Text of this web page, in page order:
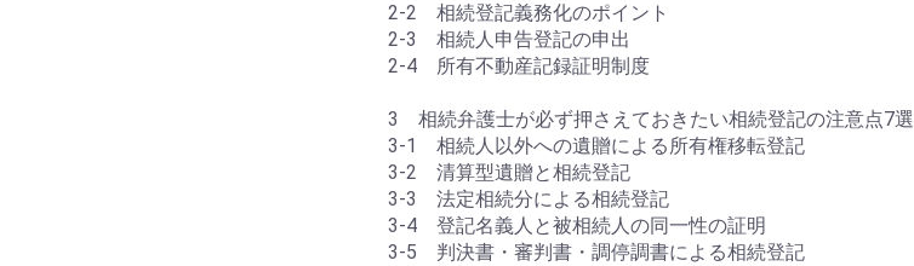
2-2 相続登記義務化のポイント
2-3 相続人申告登記の申出
2-4 所有不動産記録証明制度
3 相続弁護士が必ず押さえておきたい相続登記の注意点7選
3-1 相続人以外への遺贈による所有権移転登記
3-2 清算型遺贈と相続登記
3-3 法定相続分による相続登記
3-4 登記名義人と被相続人の同一性の証明
3-5 判決書・審判書・調停調書による相続登記